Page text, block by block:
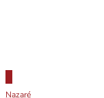
Nazaré